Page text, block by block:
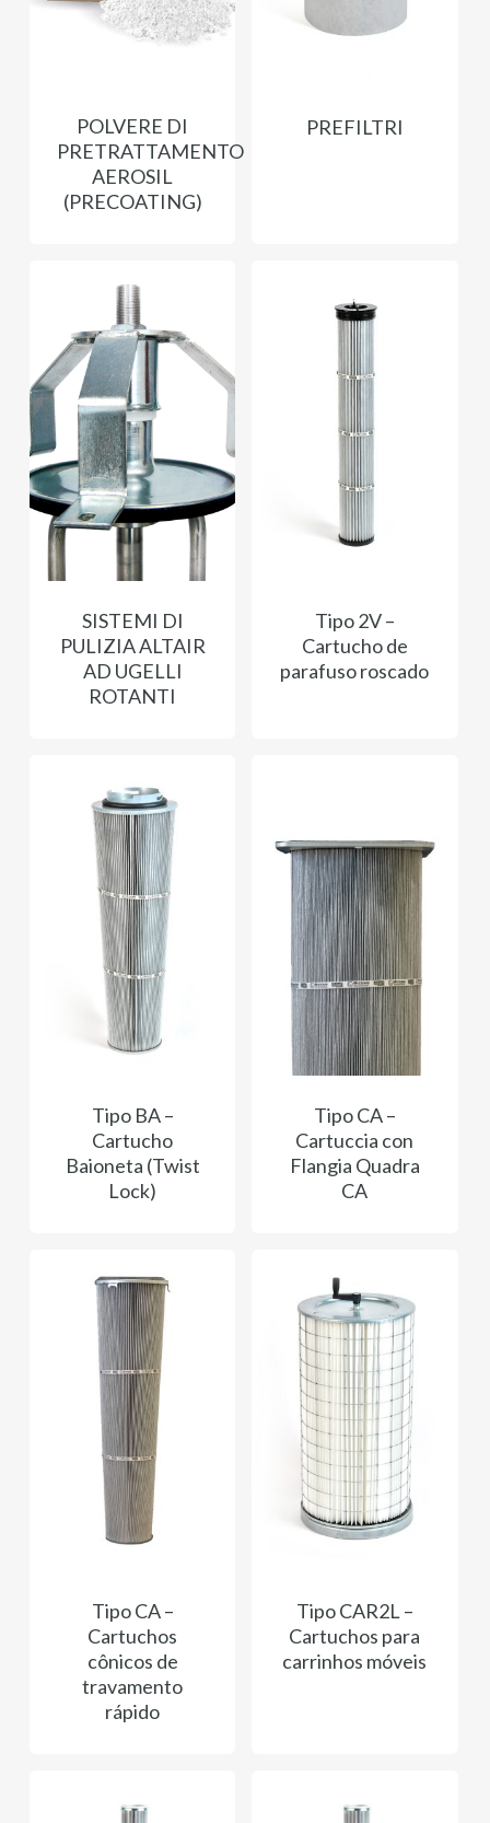
POLVERE DI
PRETRATTAMENTO
AEROSIL
(PRECOATING)
PREFILTRI
SISTEMI DI
PULIZIA ALTAIR
AD UGELLI
ROTANTI
Tipo 2V –
Cartucho de
parafuso roscado
Tipo BA –
Cartucho
Baioneta (Twist
Lock)
Tipo CA –
Cartuccia con
Flangia Quadra
CA
Tipo CA –
Cartuchos
cônicos de
travamento
rápido
Tipo CAR2L –
Cartuchos para
carrinhos móveis